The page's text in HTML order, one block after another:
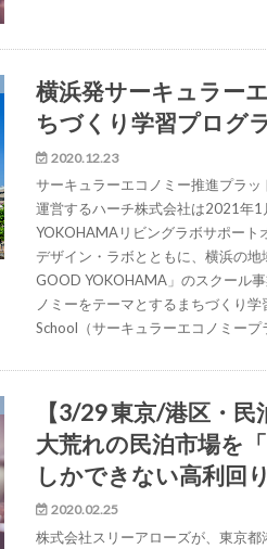
横浜発サーキュラー
ちづくり学習プログ
2020.12.23
サーキュラーエコノミー推進プラ
運営するハーチ株式会社は2021年1
YOKOHAMAリビングラボサポート
デザイン・ラボとともに、横浜の
GOOD YOKOHAMA」のスクール
ノミーをテーマとするまちづくり
School（サーキュラーエコノミープ
【3/29 東京/港区・
大荒れの民泊市場を
しかできない高利回
2020.02.25
株式会社スリーアローズが、東京都